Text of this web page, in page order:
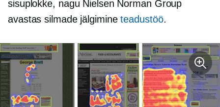
sisuplokke, nagu Nielsen Norman Group
avastassilmade jälgimine teadustöö.